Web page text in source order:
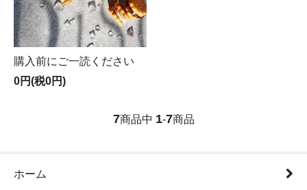
購入前にご一読ください
0円(税0円)
7商品中 1-7商品
ホーム